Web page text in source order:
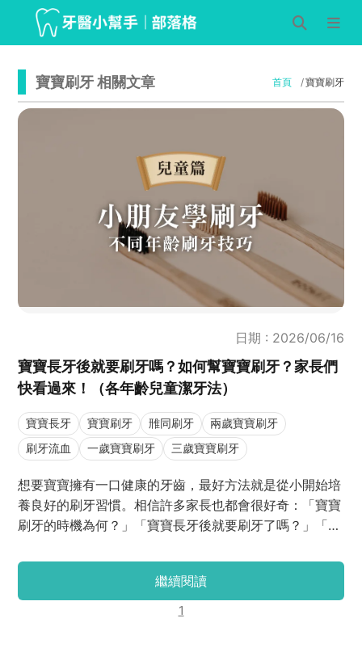
寶寶刷牙 相關文章 首頁 寶寶刷牙
日期 : 2026/06/16
寶寶長牙後就要刷牙嗎？如何幫寶寶刷牙？家長們
快看過來！（各年齡兒童潔牙法）
寶寶長牙 寶寶刷牙 雃同刷牙
兩歲寶寶刷牙
刷牙流血
一歲寶寶刷牙 三歲寶寶刷牙
想要寶寶擁有一口健康的牙齒，最好方法就是從小開始培
養良好的刷牙習慣。相信許多家長也都會很好奇：「寶寶
刷牙的時機為何？」「寶寶長牙後就要刷牙了嗎？」「寶
同年齡段的兒童刷牙方法有何不同之處吧！
繼續閱讀
1